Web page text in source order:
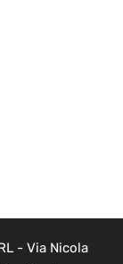
- Via Nicola